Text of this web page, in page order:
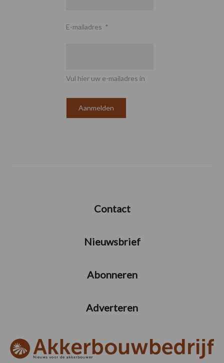
E-mailadres *
Vul hier uw e-mailadres in
Contact
Nieuwsbrief
Abonneren
Adverteren